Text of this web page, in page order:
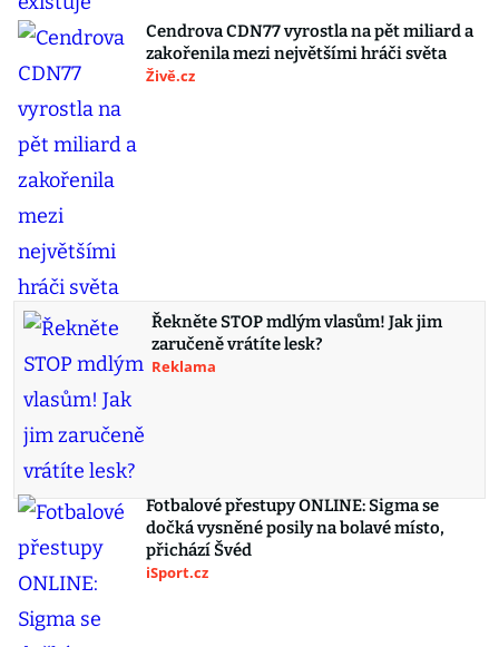
Cendrova CDN77 vyrostla na pět miliard a
zakořenila mezi největšími hráči světa
Živě.cz
Řekněte STOP mdlým vlasům! Jak jim
zaručeně vrátíte lesk?
Reklama
Fotbalové přestupy ONLINE: Sigma se
dočká vysněné posily na bolavé místo,
přichází Švéd
iSport.cz